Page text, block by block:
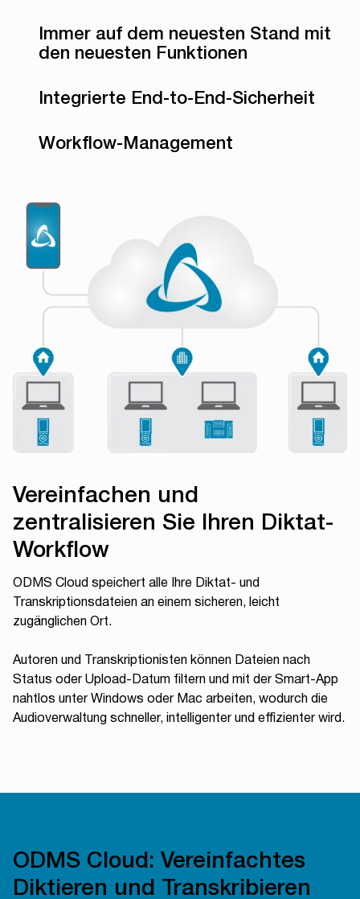
Immer auf dem neuesten Stand mit
den neuesten Funktionen
Integrierte End-to-End-Sicherheit
Workflow-Management
Vereinfachen und
zentralisieren Sie Ihren Diktat-
Workflow
ODMS Cloud speichert alle Ihre Diktat- und
Transkriptionsdateien an einem sicheren, leicht
zugänglichen Ort.
Autoren und Transkriptionisten können Dateien nach
Status oder Upload-Datum filtern und mit der Smart-App
nahtlos unter Windows oder Mac arbeiten, wodurch die
Audioverwaltung schneller, intelligenter und effizienter wird.
ODMS Cloud: Vereinfachtes
Diktieren und Transkribieren